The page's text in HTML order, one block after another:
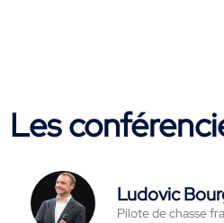
Les
Ludovic
Pilote de chasse